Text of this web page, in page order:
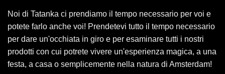
Noi di Tatanka ci prendiamo il tempo necessario per voi e
potete farlo anche voi! Prendetevi tutto il tempo necessario
per dare un'occhiata in giro e per esaminare tutti i nostri
prodotti con cui potrete vivere un'esperienza magica, a una
festa, a casa o semplicemente nella natura di Amsterdam!